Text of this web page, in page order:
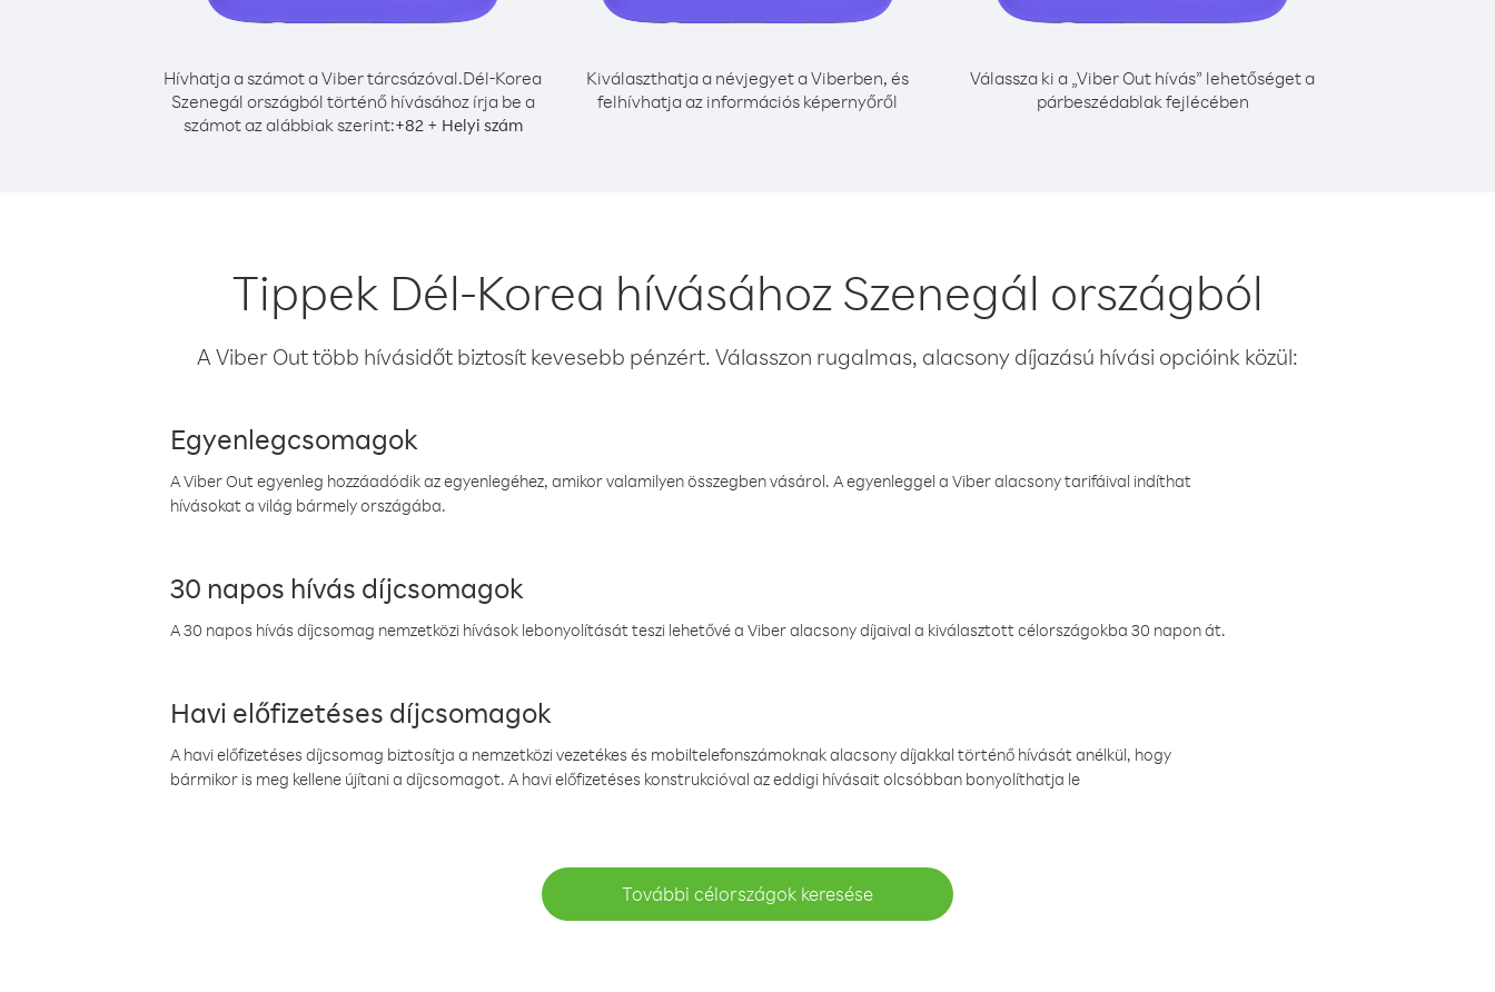
Hívhatja a számot a Viber tárcsázóval.Dél-Korea
Szenegál országból történő hívásához írja be a
számot az alábbiak szerint:+82+ Helyi szám
Kiválaszthatja a névjegyet a Viberben, és
felhívhatja az információs képernyőről
Válassza ki a „Viber Out hívás” lehetőséget a
párbeszédablak fejlécében
Tippek Dél-Korea hívásához Szenegál országból
A Viber Out több hívásidőt biztosít kevesebb pénzért. Válasszon rugalmas, alacsony díjazású hívási opcióink közül:
Egyenlegcsomagok
A Viber Out egyenleg hozzáadódik az egyenlegéhez, amikor valamilyen összegben vásárol. A egyenleggel a Viber alacsony tarifáival indíthat
hívásokat a világ bármely országába.
30 napos hívás díjcsomagok
A 30 napos hívás díjcsomag nemzetközi hívások lebonyolítását teszi lehetővé a Viber alacsony díjaival a kiválasztott célországokba 30 napon át.
Havi előfizetéses díjcsomagok
A havi előfizetéses díjcsomag biztosítja a nemzetközi vezetékes és mobiltelefonszámoknak alacsony díjakkal történő hívását anélkül, hogy
bármikor is meg kellene újítani a díjcsomagot. A havi előfizetéses konstrukcióval az eddigi hívásait olcsóbban bonyolíthatja le
További célországok keresése